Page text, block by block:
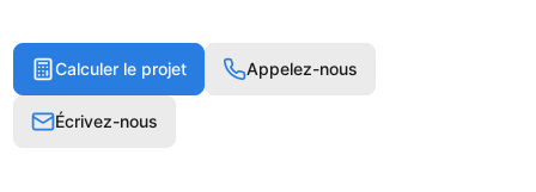
Calculer le projet Appelez-nous
Écrivez-nous